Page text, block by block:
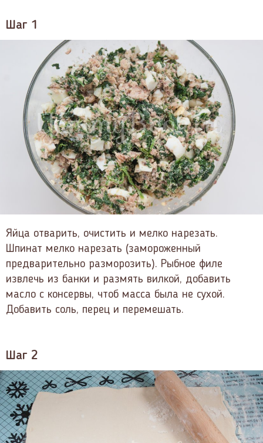
Шаг 1
Яйца отварить, очистить и мелко нарезать.
Шпинат мелко нарезать (замороженный
предварительно разморозить). Рыбное филе
извлечь из банки и размять вилкой, добавить
масло с консервы, чтоб масса была не сухой.
Добавить соль, перец и перемешать.
Шаг 2